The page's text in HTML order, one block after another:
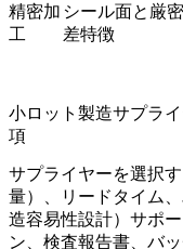
精密加
工
シール面と厳
差特徴
小ロット製造サプラ
項
サプライヤーを選択
量）、リードタイム
造容易性設計）サポ
ン、検査報告書、バ